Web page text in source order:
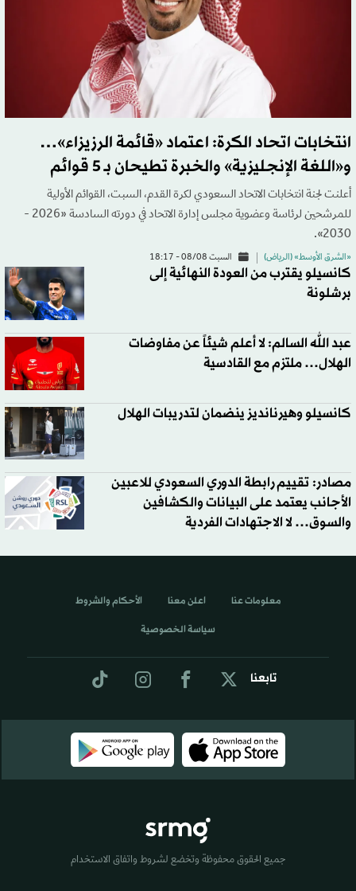
انتخابات اتحاد الكرة: اعتماد «قائمة الرزيزاء»…
و«اللغة الإنجليزية» والخبرة تطيحان بـ 5 قوائم
أعلنت لجنة انتخابات الاتحاد السعودي لكرة القدم، السبت، القوائم الأولية
للمرشحين لرئاسة وعضوية مجلس إدارة الاتحاد في دورته السادسة «2026 -
2030».
«الشرق الأوسط» (الرياض) السبت 08/08 - 18:17
كانسيلو يقترب من العودة النهائية إلى
برشلونة
عبد الله السالم: لا أعلم شيئاً عن مفاوضات
الهلال… ملتزم مع القادسية
كانسيلو وهيرنانديز ينضمان لتدريبات الهلال
مصادر: تقييم رابطة الدوري السعودي للاعبين
الأجانب يعتمد على البيانات والكشافين
والسوق… لا الاجتهادات الفردية
تابعنا
معلومات عنا اعلن معنا الأحكام والشروط
سياسة الخصوصية
جميع الحقوق محفوظة وتخضع لشروط واتفاق الاستخدام